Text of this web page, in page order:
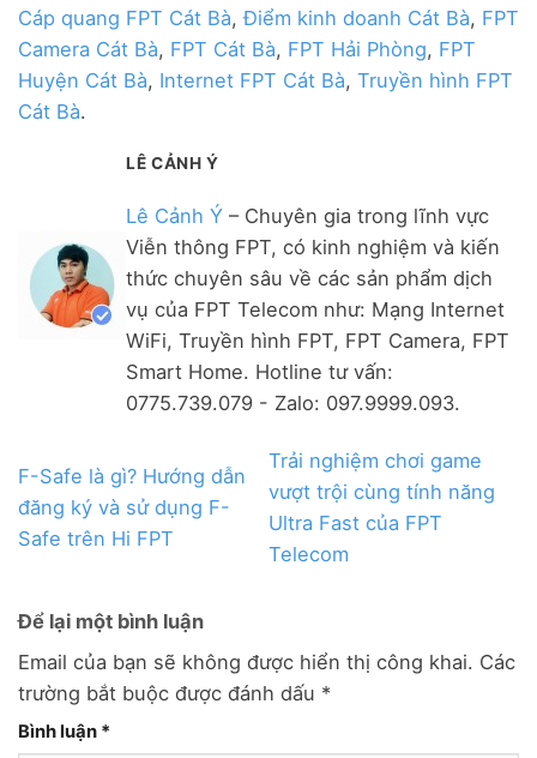
Cáp quang FPT Cát Bà,Điểm kinh doanh Cát Bà, FPT
Camera Cát Bà, FPT Cát Bà, FPT Hải Phòng, FPT
Huyện Cát Bà, Internet FPT Cát Bà, Truyền hình FPT
Cát Bà.
LÊ CẢNH Ý
Lê Cảnh Ý – Chuyên gia trong lĩnh vực
Viễn thông FPT, có kinh nghiệm và kiến
thức chuyên sâu về các sản phẩm dịch
vụ của FPT Telecom như: Mạng Internet
WiFi, Truyền hình FPT, FPT Camera, FPT
Smart Home. Hotline tư vấn:
0775.739.079 - Zalo: 097.9999.093.
F-Safe là gì? Hướng dẫn
đăng ký và sử dụng F-
Safe trên Hi FPT
Trải nghiệm chơi game
vượt trội cùng tính năng
Ultra Fast của FPT
Telecom
Để lại một bình luận
Email của bạn sẽ không được hiển thị công khai. Các
trường bắt buộc được đánh dấu *
Bình luận *